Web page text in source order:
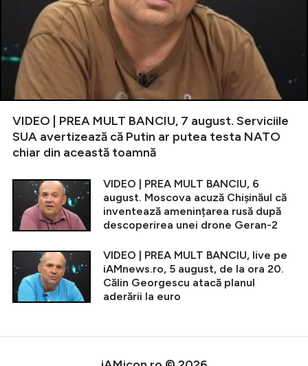
VIDEO | PREA MULT BANCIU, 7 august. Serviciile
SUA avertizează că Putin ar putea testa NATO
chiar din această toamnă
VIDEO | PREA MULT BANCIU, 6
august. Moscova acuză Chișinăul că
inventează amenințarea rusă după
descoperirea unei drone Geran-2
VIDEO | PREA MULT BANCIU, live pe
iAMnews.ro, 5 august, de la ora 20.
Călin Georgescu atacă planul
aderării la euro